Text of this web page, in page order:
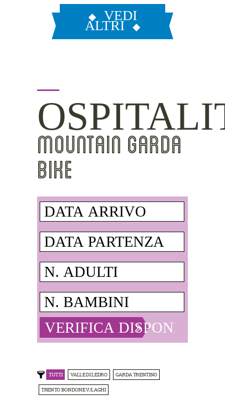
VEDI
ALTRI
MOUNTAIN GARDA
BIKE
TUTTI VALLE DI LEDRO GARDA TRENTINO
TRENTO BONDONE V/LAGHI